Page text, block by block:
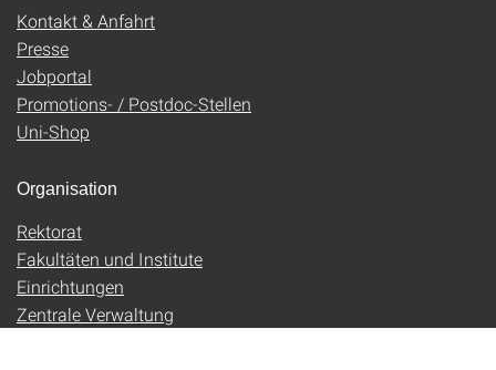
Kontakt & Anfahrt
Presse
Jobportal
Promotions- / Postdoc-Stellen
Uni-Shop
Organisation
Rektorat
Fakultäten und Institute
Einrichtungen
Zentrale Verwaltung